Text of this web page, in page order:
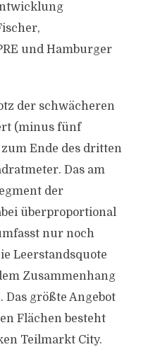
und Hamburger
der schwächeren
(minus fünf
Ende des dritten
Das am
der
überproportional
nur noch
Leerstandsquote
Zusammenhang
Das größte Angebot
Flächen besteht
Teilmarkt City.